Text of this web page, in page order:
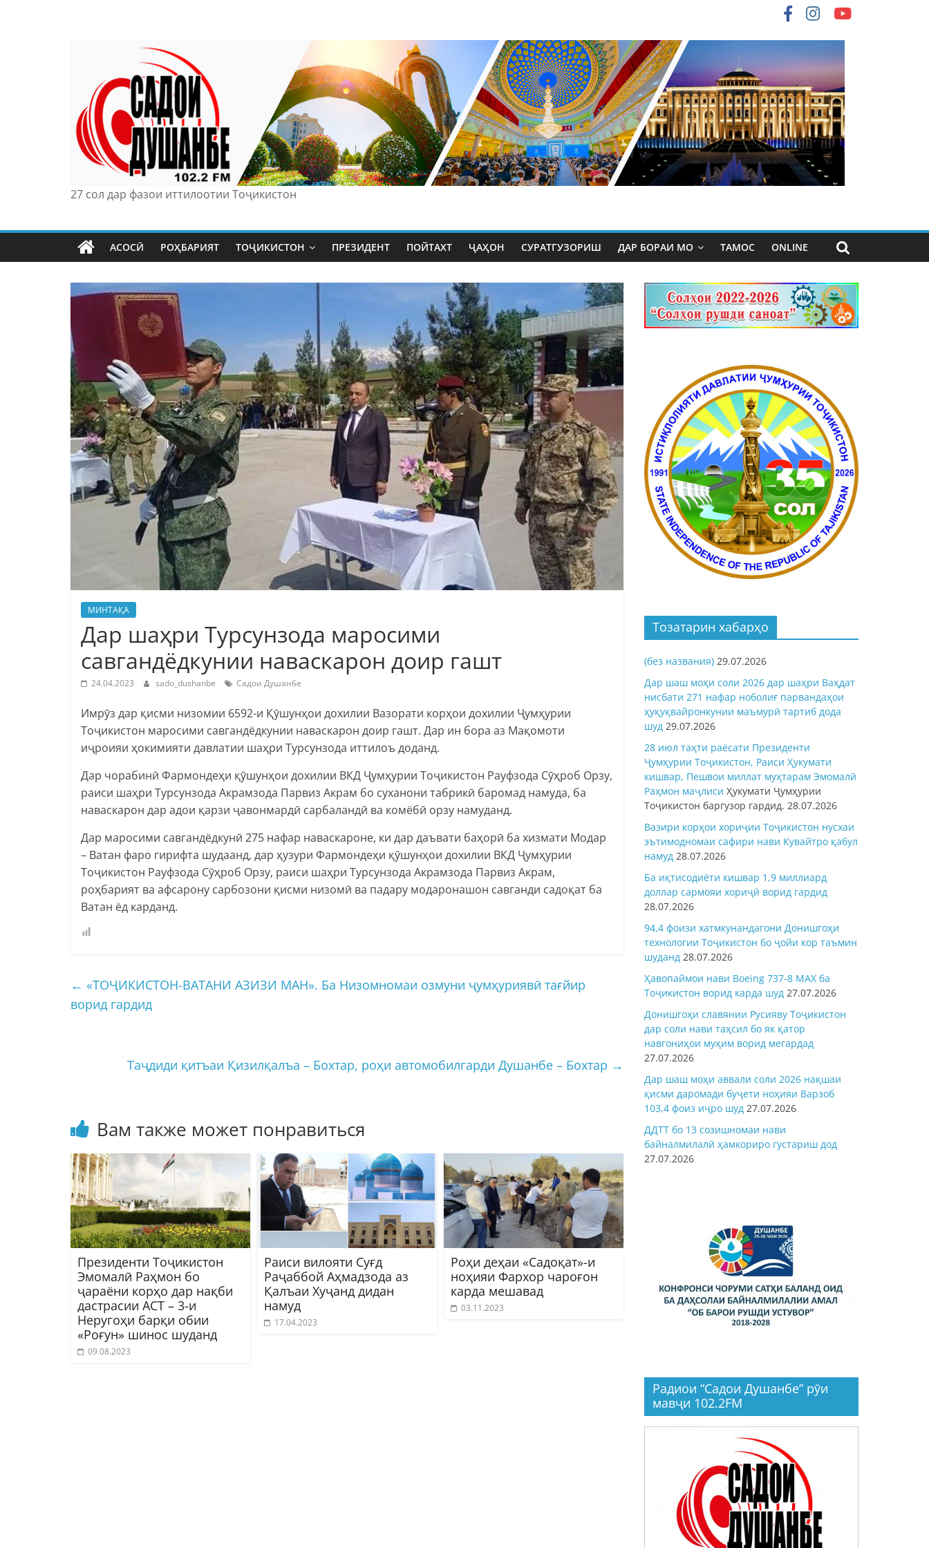
27 сол дар фазои иттилоотии Тоҷикистон
АСОСӢ РОҲБАРИЯТ ТОҶИКИСТОН ПРЕЗИДЕНТ ПОЙТАХТ ҶАҲОН СУРАТГУЗОРИШ ДАР БОРАИ МО ТАМОС ONLINE
МИНТАҚА
Дар шаҳри Турсунзода маросими
савгандёдкунии наваскарон доир гашт
24.04.2023 sado_dushanbe Садои Душанбе
Имрӯз дар қисми низомии 6592-и Қӯшунҳои дохилии Вазорати корҳои дохилии Ҷумҳурии
Тоҷикистон маросими савгандёдкунии наваскарон доир гашт. Дар ин бора аз Мақомоти
иҷроияи ҳокимияти давлатии шаҳри Турсунзода иттилоъ доданд.
Дар чорабинӣ Фармондеҳи қӯшунҳои дохилии ВКД Ҷумҳурии Тоҷикистон Рауфзода Сӯҳроб Орзу,
раиси шаҳри Турсунзода Акрамзода Парвиз Акрам бо суханони табрикӣ баромад намуда, ба
наваскарон дар адои қарзи ҷавонмардӣ сарбаландӣ ва комёбӣ орзу намуданд.
Дар маросими савгандёдкунӣ 275 нафар наваскароне, ки дар даъвати баҳорӣ ба хизмати Модар
– Ватан фаро гирифта шудаанд, дар ҳузури Фармондеҳи қӯшунҳои дохилии ВКД Ҷумҳурии
Тоҷикистон Рауфзода Сӯҳроб Орзу, раиси шаҳри Турсунзода Акрамзода Парвиз Акрам,
роҳбарият ва афсарону сарбозони қисми низомӣ ва падару модаронашон савганди садоқат ба
Ватан ёд карданд.
← «ТОҶИКИСТОН-ВАТАНИ АЗИЗИ МАН». Ба Низомномаи озмуни ҷумҳуриявӣ тағйир
ворид гардид
Таҷдиди қитъаи Қизилқалъа – Бохтар, роҳи автомобилгарди Душанбе – Бохтар →
Вам также может понравиться
Президенти Тоҷикистон
Эмомалӣ Раҳмон бо
ҷараёни корҳо дар нақби
дастрасии АСТ – 3-и
Неругоҳи барқи обии
«Роғун» шинос шуданд
09.08.2023
Раиси вилояти Суғд
Раҷаббой Аҳмадзода аз
Қалъаи Хуҷанд дидан
намуд
17.04.2023
Роҳи деҳаи «Садоқат»-и
ноҳияи Фархор чароғон
карда мешавад
03.11.2023
Тозатарин хабарҳо
(без названия) 29.07.2026
Дар шаш моҳи соли 2026 дар шаҳри Ваҳдат
нисбати 271 нафар ноболиғ парвандаҳои
ҳуқуқвайронкунии маъмурӣ тартиб дода
шуд 29.07.2026
28 июл таҳти раёсати Президенти
Ҷумҳурии Тоҷикистон, Раиси Ҳукумати
кишвар, Пешвои миллат муҳтарам Эмомалӣ
Раҳмон маҷлиси Ҳукумати Ҷумҳурии
Тоҷикистон баргузор гардид. 28.07.2026
Вазири корҳои хориҷии Тоҷикистон нусхаи
эътимодномаи сафири нави Кувайтро қабул
намуд 28.07.2026
Ба иқтисодиёти кишвар 1,9 миллиард
доллар сармояи хориҷӣ ворид гардид
28.07.2026
94,4 фоизи хатмкунандагони Донишгоҳи
технологии Тоҷикистон бо ҷойи кор таъмин
шуданд 28.07.2026
Ҳавопаймои нави Boeing 737-8 MAX ба
Тоҷикистон ворид карда шуд 27.07.2026
Донишгоҳи славянии Русияву Тоҷикистон
дар соли нави таҳсил бо як қатор
навгониҳои муҳим ворид мегардад
27.07.2026
Дар шаш моҳи аввали соли 2026 нақшаи
қисми даромади буҷети ноҳияи Варзоб
103,4 фоиз иҷро шуд 27.07.2026
ДДТТ бо 13 созишномаи нави
байналмилалӣ ҳамкориро густариш дод
27.07.2026
Радиои “Садои Душанбе” рӯи
мавҷи 102.2FM